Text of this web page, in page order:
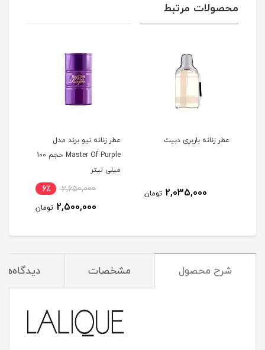
محصولات مرتبط
عطر زنانه باربری دبيت
2,035,000 تومان
عطر زنانه نیو برند مدل
Master Of Purple حجم 100
میلی لیتر
2,650,000 6٪
2,500,000 تومان
شرح محصول مشخصات دیدگاه‌ها